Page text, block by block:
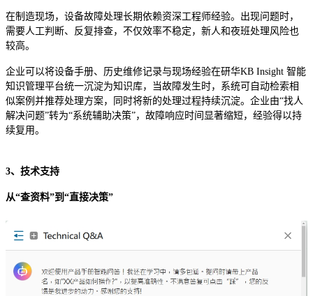
在制造现场，设备故障处理长期依赖资深工程师经验。出现问题时，
需要人工判断、反复排查，不仅效率不稳定，新人和夜班处理风险也
较高。
企业可以将设备手册、历史维修记录与现场经验在研华KB Insight 智能
知识管理平台统一沉淀为知识库，当故障发生时，系统可自动检索相
似案例并推荐处理方案，同时将新的处理过程持续沉淀。企业由“找人
解决问题”转为“系统辅助决策”，故障响应时间显著缩短，经验得以持
续复用。
3、技术支持
从“查资料”到“直接决策”